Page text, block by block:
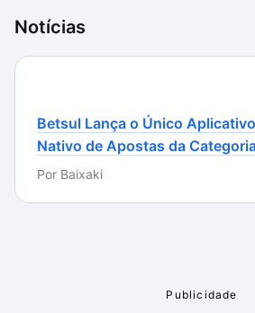
Notícias
Betsul Lança o Único Aplicativo
Nativo de Apostas da
Por Baixaki